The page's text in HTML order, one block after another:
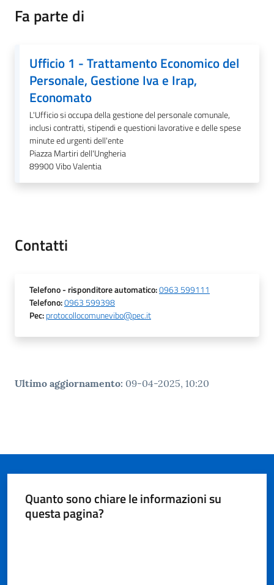
o
argomenti...
Seguici
Fa parte di
Ufficio 1 - Trattamento Economico del
Personale, Gestione Iva e Irap,
Economato
L'Ufficio si occupa della gestione del personale comunale,
inclusi contratti, stipendi e questioni lavorative e delle spese
minute ed urgenti dell'ente
Piazza Martiri dell'Ungheria
89900Vibo Valentia
Contatti
Telefono- risponditore automatico:0963 599111
Telefono:0963 599398
Pec:protocollocomunevibo@pec.it
Ultimo aggiornamento: 09-04-2025, 10:20
Quanto sono chiare le informazioni su
questa pagina?